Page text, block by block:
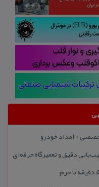
+ امداد خودرو
دقیق و تعمیرگاه حرفه‌ای